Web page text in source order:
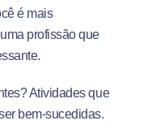
é mais
profissão que
Atividades que
bem-sucedidas.